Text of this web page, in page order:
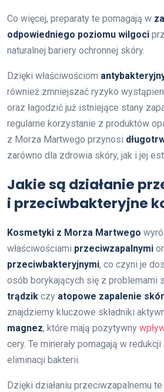
Co więcej, preparaty te pomagają w
odpowiedniego poziomu wilgoci
naturalnej bariery ochronnej skóry.
Dzięki właściwościom
również zmniejszać ryzyko
oraz łagodzić już istniejące stany
regularne korzystanie z produktów
z Morza Martwego przynosi
zarówno dla zdrowia skóry, jak i jej
Jakie są działanie
i przeciwbakteryjne
Kosmetyki z Morza Martwego
właściwościami przeciwzapalnymi
przeciwbakteryjnymi, co czyni je
osób borykających się z problemami
trądzik czy atopowe zapalenie
znajdziemy kluczowe składniki
magnez, które mają pozytywny
cery. Te minerały pomagają w
eliminacji bakterii.
Dzięki działaniu przeciwzapalnemu